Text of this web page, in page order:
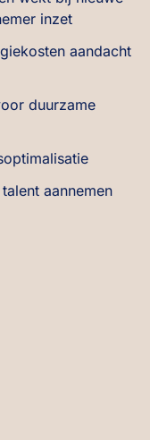
inzet
aandacht
duurzame
aannemen